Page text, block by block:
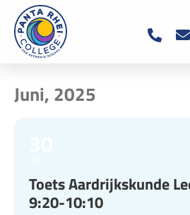
Juni, 2025
Toets Aardrijkskunde
9:20-10:10